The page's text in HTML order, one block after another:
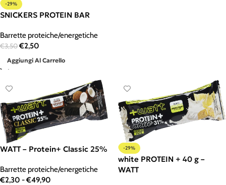
-29%
SNICKERS PROTEIN BAR
Barrette proteiche/energetiche
€3,50€2,50
Aggiungi Al Carrello
WATT – Protein+ Classic 25%
Barrette proteiche/energetiche
€2,30 -€49,90
-29%
white PROTEIN + 40 g –
WATT